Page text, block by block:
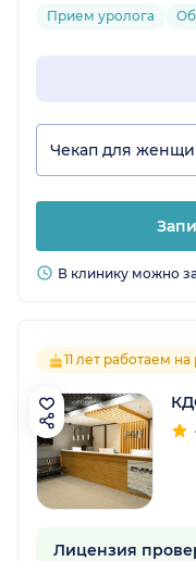
Прием уролога
Чекап для
В клинику можно
11 лет работаем
Лицензия